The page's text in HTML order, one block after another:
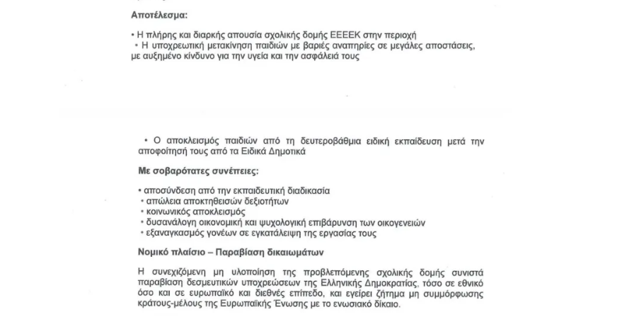
ΠΑΡΑΠΟΛΙΤΙΚΑ ΠΟΛΙΤΙΚΗ
ΠΑΡΑΠΟΛΙΤΙΚΑ
ΑΣΤΥΝΟΜΙΚΟ ΚΟΙΝΩΝΙΑ
Νικόλαος Λαυράνος: Βαθιά θλίψη στο
Πυροσβεστικό Σώμα για την απώλεια των
Με κατάνυξη και λαμπρότητα ο εορτασμός
της Μεταμορφώσεως του Σωτήρος στον